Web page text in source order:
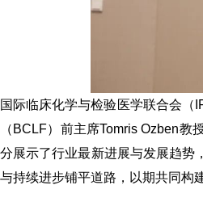
国际临床化学与检验医学联合会（
（BCLF）前主席Tomris Ozben教
分展示了行业最新进展与发展趋势
与持续进步铺平道路，以期共同构